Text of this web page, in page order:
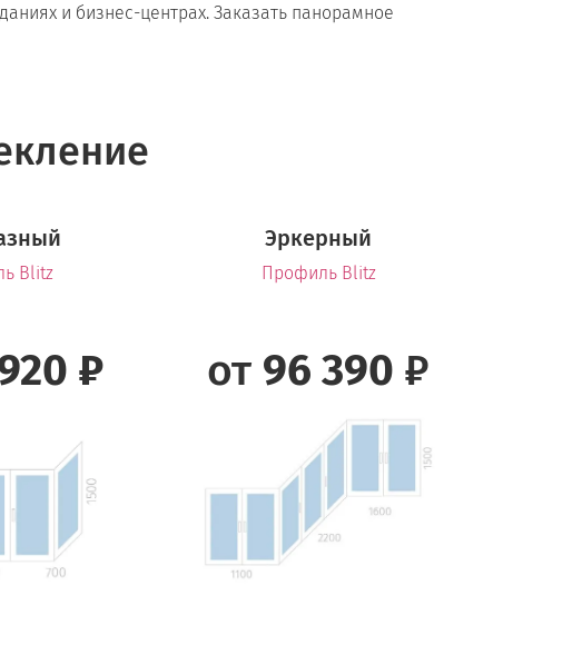
и бизнес-центрах. Заказать панорамное
Blitz
₽
Эркерный
Профиль Blitz
от 96 390 ₽